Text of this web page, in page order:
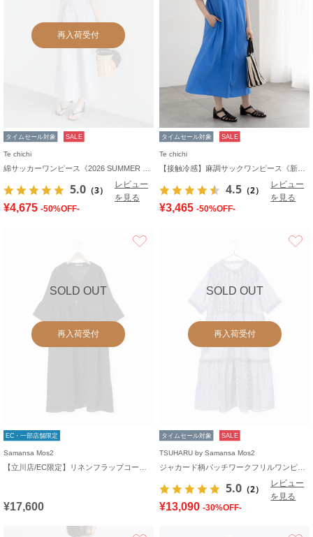
再入荷受付
タイムセール対象 SALE
Te chichi
5.0 （3）
レビュー
を見る
¥4,675 -50%OFF-
タイムセール対象 SALE
Te chichi
4.5 （2）
レビュー
を見る
¥3,465 -50%OFF-
SOLD OUT
再入荷受付
EC・一部店舗限定
Samansa Mos2
¥17,600
SOLD OUT
再入荷受付
タイムセール対象 SALE
TSUHARU by Samansa Mos2
5.0 （2）
レビュー
を見る
¥13,090 -30%OFF-